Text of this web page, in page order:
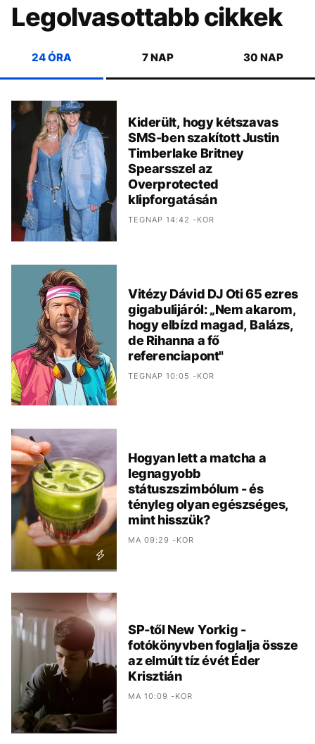
Legolvasottabb cikkek
24 ÓRA 7 NAP 30 NAP
Kiderült, hogy kétszavas
SMS-ben szakított Justin
Timberlake Britney
Spearsszel az
Overprotected
klipforgatásán
TEGNAP 14:42 -KOR
Vitézy Dávid DJ Oti 65 ezres
gigabulijáról: „Nem akarom,
hogy elbízd magad, Balázs,
de Rihanna a fő
referenciapont"
TEGNAP 10:05 -KOR
Hogyan lett a matcha a
legnagyobb
státuszszimbólum - és
tényleg olyan egészséges,
mint hisszük?
MA 09:29 -KOR
SP-től New Yorkig -
fotókönyvben foglalja össze
az elmúlt tíz évét Éder
Krisztián
MA 10:09 -KOR